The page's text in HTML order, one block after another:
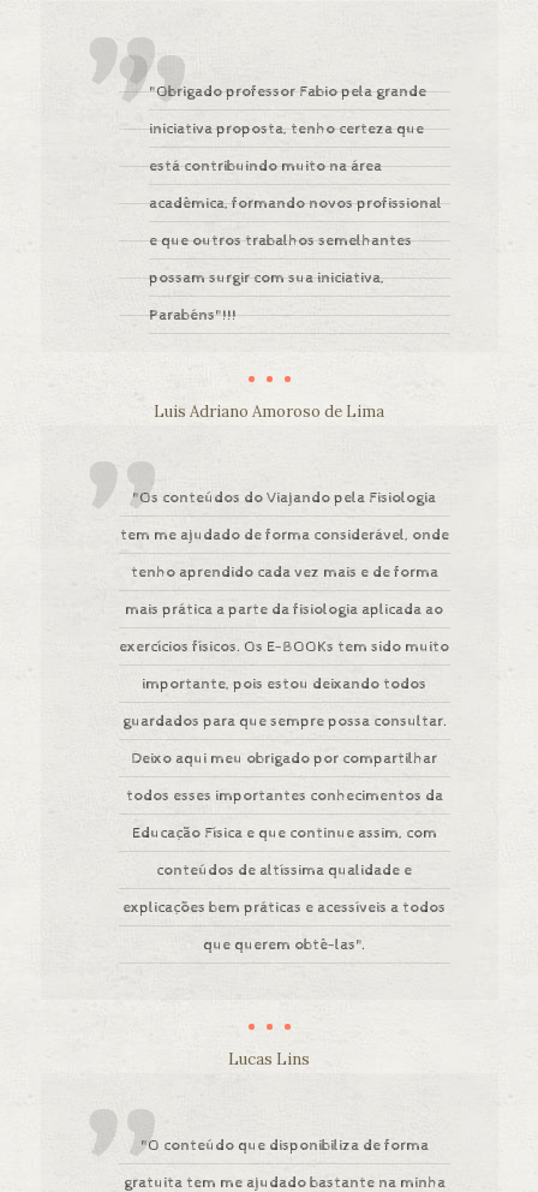
"Obrigado professor Fabio pela grande
iniciativa proposta, tenho certeza que
está contribuindo muito na área
acadêmica, formando novos profissional
e que outros trabalhos semelhantes
possam surgir com sua iniciativa,
Parabéns"!!!
Luis Adriano Amoroso de Lima
"Os conteúdos do Viajando pela Fisiologia
tem me ajudado de forma considerável, onde
tenho aprendido cada vez mais e de forma
mais prática a parte da fisiologia aplicada ao
exercícios físicos. Os E-BOOKs tem sido muito
importante, pois estou deixando todos
guardados para que sempre possa consultar.
Deixo aqui meu obrigado por compartilhar
todos esses importantes conhecimentos da
Educação Física e que continue assim, com
conteúdos de altíssima qualidade e
explicações bem práticas e acessíveis a todos
que querem obtê-las".
Lucas Lins
"O conteúdo que disponibiliza de forma
gratuita tem me ajudado bastante na minha